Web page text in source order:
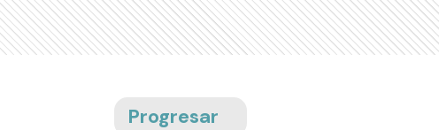
Progresar